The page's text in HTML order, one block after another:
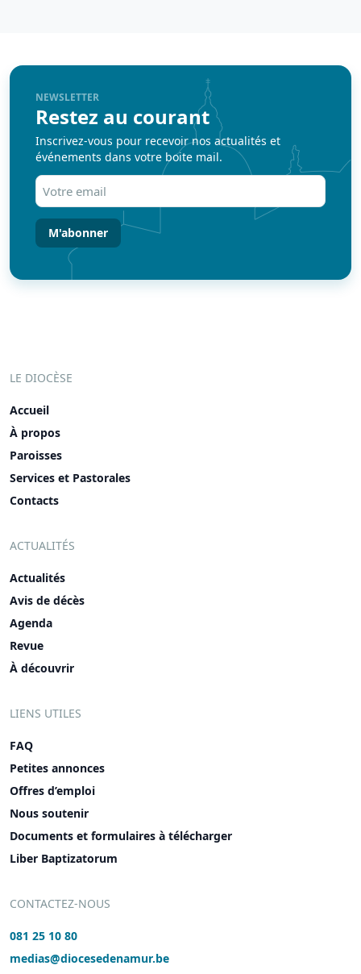
NEWSLETTER
Restez au courant
Inscrivez-vous pour recevoir nos actualités et
événements dans votre boite mail.
Votre
email
(Nécessaire)
LE DIOCÈSE
Accueil
À propos
Paroisses
Services et Pastorales
Contacts
ACTUALITÉS
Actualités
Avis de décès
Agenda
Revue
À découvrir
LIENS UTILES
FAQ
Petites annonces
Offres d’emploi
Nous soutenir
Documents et formulaires à télécharger
Liber Baptizatorum
CONTACTEZ-NOUS
081 25 10 80
medias@diocesedenamur.be